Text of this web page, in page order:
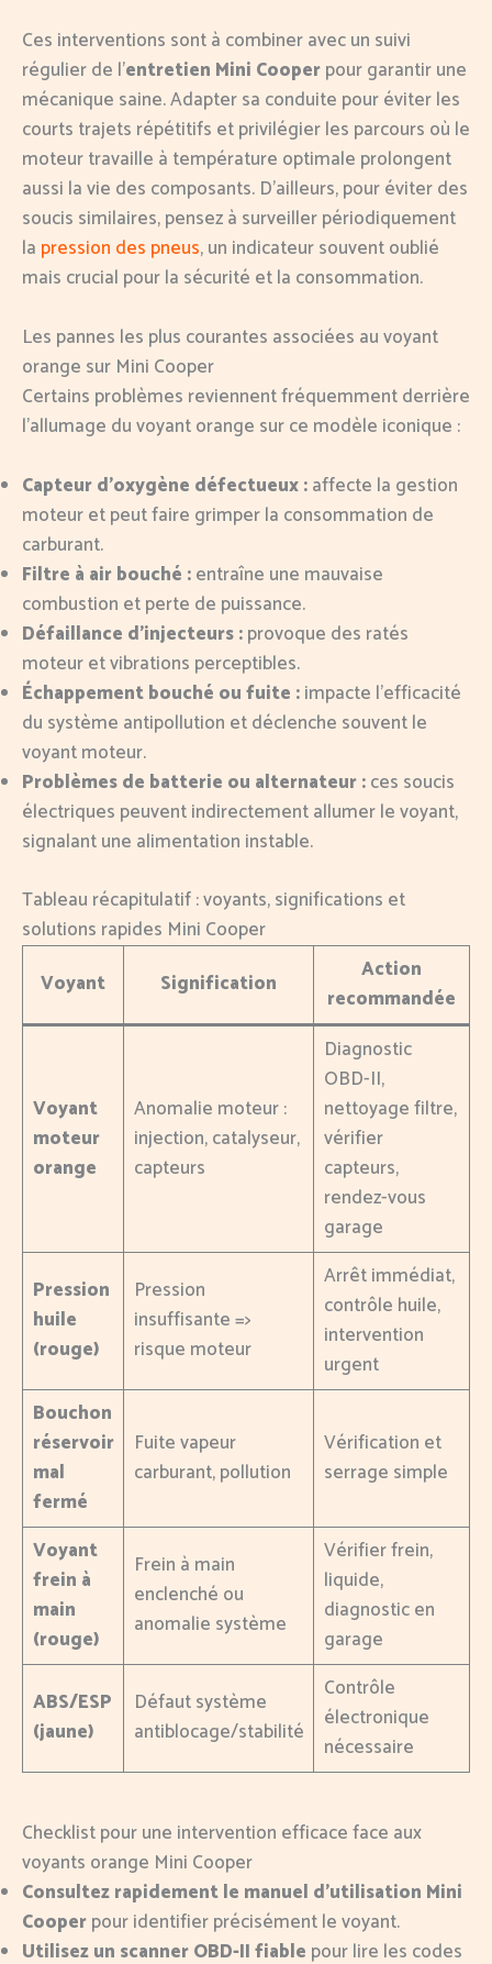
Ces interventions sont à combiner avec un suivi
régulier de l’entretien Mini Cooperpour garantir une
mécanique saine. Adapter sa conduite pour éviter les
courts trajets répétitifs et privilégier les parcours où le
moteur travaille à température optimale prolongent
aussi la vie des composants. D’ailleurs, pour éviter des
soucis similaires, pensez à surveiller périodiquement
la pression des pneus, un indicateur souvent oublié
mais crucial pour la sécurité et la consommation.
Les pannes les plus courantes associées au voyant
orange sur Mini Cooper
Certains problèmes reviennent fréquemment derrière
l’allumage du voyant orange sur ce modèle iconique :
Capteur d’oxygène défectueux :affecte la gestion
moteur et peut faire grimper la consommation de
carburant.
Filtre à air bouché :entraîne une mauvaise
combustion et perte de puissance.
Défaillance d’injecteurs :provoque des ratés
moteur et vibrations perceptibles.
Échappement bouché ou fuite :impacte l’efficacité
du système antipollution et déclenche souvent le
voyant moteur.
Problèmes de batterie ou alternateur :ces soucis
électriques peuvent indirectement allumer le voyant,
signalant une alimentation instable.
Tableau récapitulatif : voyants, significations et
solutions rapides Mini Cooper
Voyant
Signification
Action
recommandée
Voyant
moteur
orange
Anomalie moteur :
injection, catalyseur,
capteurs
Diagnostic
OBD-II,
nettoyage filtre,
vérifier
capteurs,
rendez-vous
garage
Pression
huile
(rouge)
Pression
insuffisante =>
risque moteur
Arrêt immédiat,
contrôle huile,
intervention
urgent
Bouchon
réservoir
mal
fermé
Fuite vapeur
carburant, pollution
Vérification et
serrage simple
Voyant
frein à
main
(rouge)
Frein à main
enclenché ou
anomalie système
Vérifier frein,
liquide,
diagnostic en
garage
ABS/ESP
(jaune)
Défaut système
antiblocage/stabilité
Contrôle
électronique
nécessaire
Checklist pour une intervention efficace face aux
voyants orange Mini Cooper
Consultez rapidement le manuel d’utilisation Mini
Cooperpour identifier précisément le voyant.
Utilisez un scanner OBD-II fiable pour lire les codes